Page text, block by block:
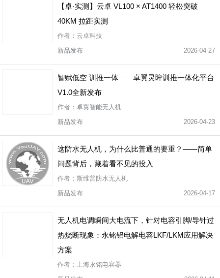
【卓·实测】云卓 VL100 × AT1400 轻松突破
40KM 拉距实测
作者：云卓科技
新品发布
2026-04-27
智赋低空 训推一体——卓翼灵眸训推一体化平台
V1.0全新发布
作者：卓翼智能无人机
新品发布
2026-04-23
这防水无人机，为什么比普通的要重？——简单
问题背后，藏着看不见的投入
作者：斯维普防水无人机
新品发布
2026-04-17
无人机电调瞬间大电流下，针对电容引脚/导针过
热烧断现象：永铭铝电解电容LKF/LKM应用解决
方案
作者：上海永铭电容器